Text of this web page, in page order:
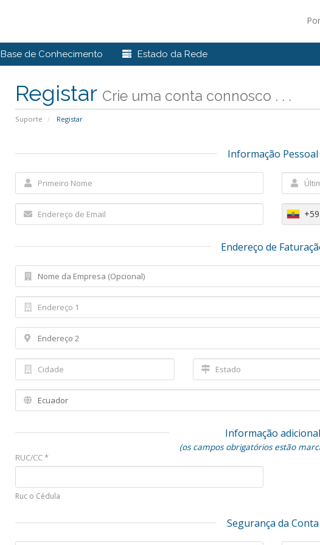
Base de Conhecimento Estado da Rede
Registar Crie uma conta connosco . . .
Suporte Registar
Informação Pessoal
Endereço de
Informação adicional
(os campos obrigatórios estão
RUC/CC *
Ruc o Cédula
Segurança da Conta